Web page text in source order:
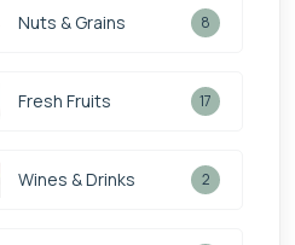
Nuts & Grains 8
Fresh Fruits 17
Wines & Drinks 2